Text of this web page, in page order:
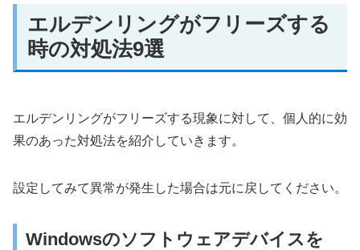
エルデンリングがフリーズする
時の対処法9選
エルデンリングがフリーズする現象に対して、個人的に効
果のあった対処法を紹介していきます。
設定してみて異常が発生した場合は元に戻してください。
Windowsのソフトウェアデバイスを